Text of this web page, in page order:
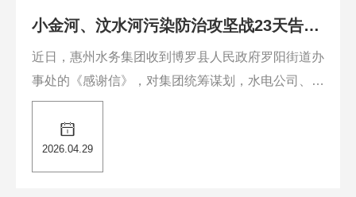
小金河、汶水河污染防治攻坚战23天告
捷，街道办发来感谢信
近日，惠州水务集团收到博罗县人民政府罗阳街道办
事处的《感谢信》，对集团统筹谋划，水电公司、市
政设计院具体实施的小金河及汶水河污染防治攻坚工
作成果，给予高度赞扬。......
2026.04.29